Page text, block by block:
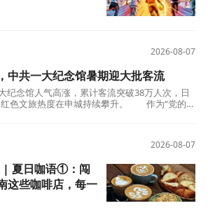
2026-08-07
中共一大纪念馆暑期迎大批客流
念馆人气高涨，累计客流突破38万人次，日
红色文旅热度在申城持续攀升。 作为“党的诞
2026-08-07
| 夏日咖语①：闯
这些咖啡店，每一